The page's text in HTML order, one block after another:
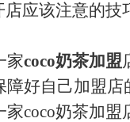
店应该注意的技
家coco奶茶加盟
好自己加盟店
coco奶茶加盟